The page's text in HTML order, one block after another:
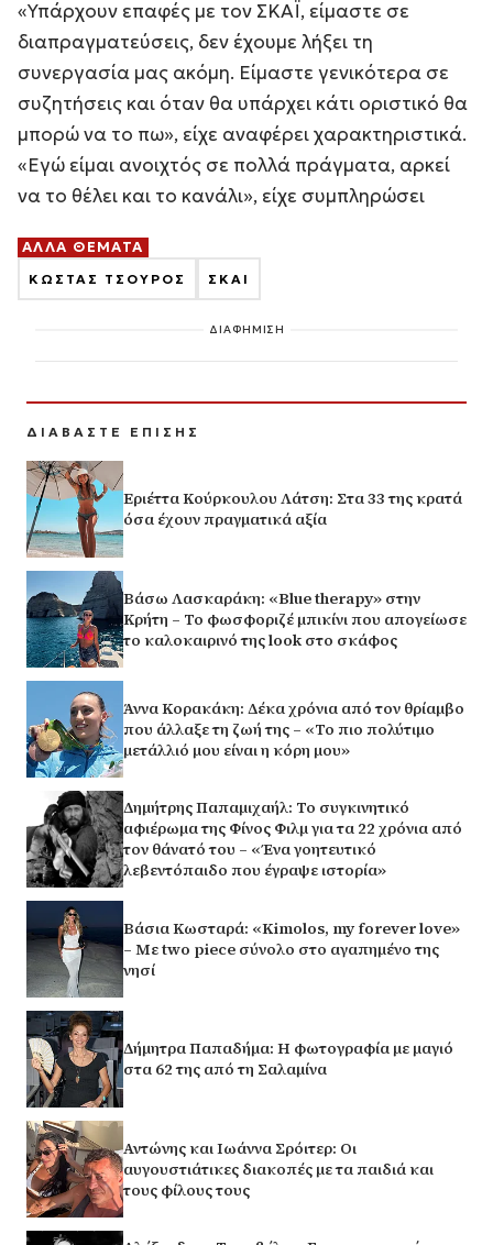
«Υπάρχουν επαφές με τον ΣΚΑΪ, είμαστε σε
διαπραγματεύσεις, δεν έχουμε λήξει τη
συνεργασία μας ακόμη. Είμαστε γενικότερα σε
συζητήσεις και όταν θα υπάρχει κάτι οριστικό θα
μπορώ να το πω», είχε αναφέρει χαρακτηριστικά.
«Εγώ είμαι ανοιχτός σε πολλά πράγματα, αρκεί
να το θέλει και το κανάλι», είχε συμπληρώσει
ΑΛΛΑ ΘΕΜΑΤΑ
ΚΩΣΤΑΣ ΤΣΟΥΡΟΣ ΣΚΑΙ
ΔΙΑΦΗΜΙΣΗ
ΔΙΑΒΑΣΤΕ ΕΠΙΣΗΣ
Εριέττα Κούρκουλου Λάτση: Στα 33 της κρατά
όσα έχουν πραγματικά αξία
Βάσω Λασκαράκη: «Blue therapy» στην
Κρήτη – Το φωσφοριζέ μπικίνι που απογείωσε
το καλοκαιρινό της look στο σκάφος
Άννα Κορακάκη: Δέκα χρόνια από τον θρίαμβο
που άλλαξε τη ζωή της – «Το πιο πολύτιμο
μετάλλιό μου είναι η κόρη μου»
Δημήτρης Παπαμιχαήλ: Το συγκινητικό
αφιέρωμα της Φίνος Φιλμ για τα 22 χρόνια από
τον θάνατό του – «Ένα γοητευτικό
λεβεντόπαιδο που έγραψε ιστορία»
Βάσια Κωσταρά: «Kimolos, my forever love»
– Με two piece σύνολο στο αγαπημένο της
νησί
Δήμητρα Παπαδήμα: Η φωτογραφία με μαγιό
στα 62 της από τη Σαλαμίνα
Αντώνης και Ιωάννα Σρόιτερ: Οι
αυγουστιάτικες διακοπές με τα παιδιά και
τους φίλους τους